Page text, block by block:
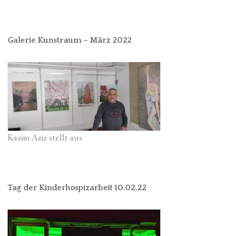
Galerie Kunstraum – März 2022
Kazim Aziz stellt aus
Tag der Kinderhospizarbeit 10.02.22